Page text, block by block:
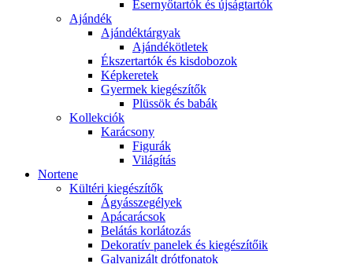
Esernyőtartók és újságtartók
Ajándék
Ajándéktárgyak
Ajándékötletek
Ékszertartók és kisdobozok
Képkeretek
Gyermek kiegészítők
Plüssök és babák
Kollekciók
Karácsony
Figurák
Világítás
Nortene
Kültéri kiegészítők
Ágyásszegélyek
Apácarácsok
Belátás korlátozás
Dekoratív panelek és kiegészítőik
Galvanizált drótfonatok